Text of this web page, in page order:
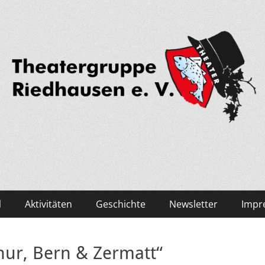
Aktivitäten Geschichte Newsletter
Bern & Zermatt“